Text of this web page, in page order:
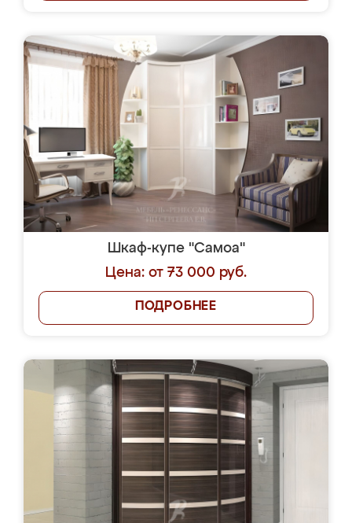
Шкаф-купе "Самоа"
Цена: от 73 000 руб.
ПОДРОБНЕЕ